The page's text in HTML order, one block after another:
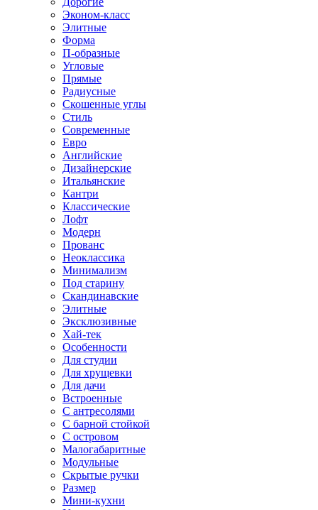
Эконом-класс
Элитные
Форма
П-образные
Угловые
Прямые
Радиусные
Скошенные углы
Стиль
Современные
Евро
Английские
Дизайнерские
Итальянские
Кантри
Классические
Лофт
Модерн
Прованс
Неоклассика
Минимализм
Под старину
Скандинавские
Элитные
Эксклюзивные
Хай-тек
Особенности
Для студии
Для хрущевки
Для дачи
Встроенные
С антресолями
С барной стойкой
С островом
Малогабаритные
Модульные
Скрытые ручки
Размер
Мини-кухни